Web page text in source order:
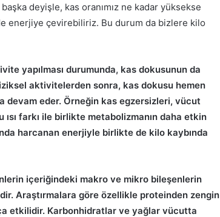
deyişle, kas oranımız ne kadar yüksekse
enerjiye çevirebiliriz. Bu durum da bizlere kilo
yapılması durumunda, kas dokusunun da
aktivitelerden sonra, kas dokusu hemen
devam eder. Örneğin kas egzersizleri, vücut
ısı farkı ile birlikte metabolizmanın daha etkin
harcanan enerjiyle birlikte de kilo kaybında
içeriğindeki makro ve mikro bileşenlerin
Araştırmalara göre özellikle proteinden zengin
etkilidir. Karbonhidratlar ve yağlar vücutta